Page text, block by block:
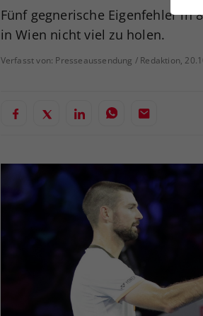
Fünf gegnerische Eigenfehler in
in Wien nicht viel zu holen.
Verfasst von: Presseaussendung / Redaktion,